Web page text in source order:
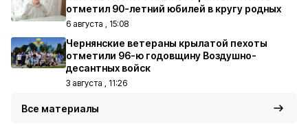
отметил 90-летний юбилей в кругу родных
6 августа , 15:08
Чернянские ветераны крылатой пехоты
отметили 96-ю годовщину Воздушно-
десантных войск
3 августа , 11:26
Все материалы